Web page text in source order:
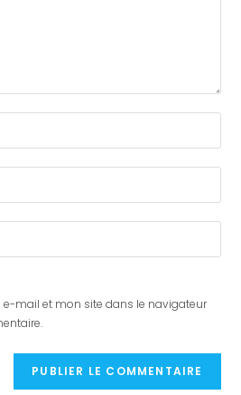
e-mail et mon site dans le navigateur